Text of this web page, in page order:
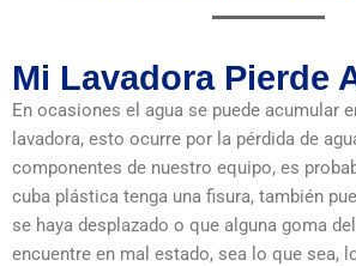
Mi Lavadora Pierde
En ocasiones el agua se puede acumular
lavadora, esto ocurre por la pérdida de
componentes de nuestro equipo, es
cuba plástica tenga una fisura, también
se haya desplazado o que alguna goma
encuentre en mal estado, sea lo que sea,